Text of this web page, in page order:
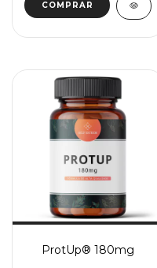
ProtUp® 180mg